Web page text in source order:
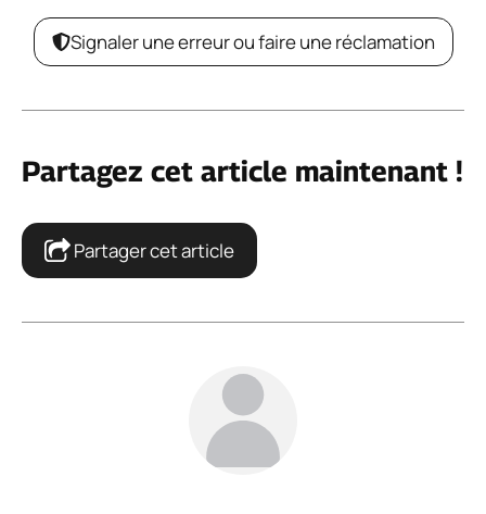
Signaler une erreur ou faire une réclamation
Partagez cet article maintenant !
Partager cet article